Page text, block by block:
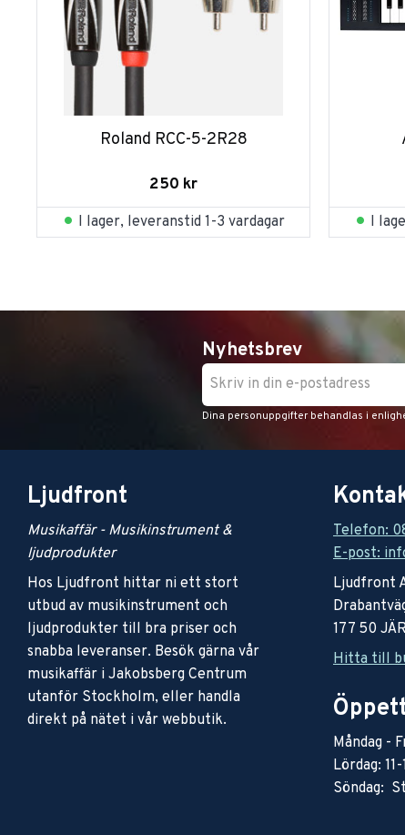
Roland RCC-5-2R28
250 kr
I lager, leveranstid 1-3 vardagar I
Nyhetsbrev
Dina personuppgifter behandlas i
Ljudfront
Musikaffär - Musikinstrument &
ljudprodukter
Hos Ljudfront hittar ni ett stort
utbud av musikinstrument och
ljudprodukter till bra priser och
snabba leveranser. Besök gärna vår
musikaffär i Jakobsberg Centrum
utanför Stockholm, eller handla
direkt på nätet i vår webbutik.
Telefon:
E-post:
Ljudfront
177 50
Hitta till
Måndag -
Lördag: 11-
Söndag: